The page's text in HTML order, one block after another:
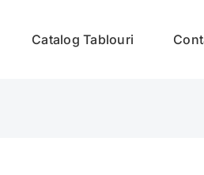
Catalog Tablouri